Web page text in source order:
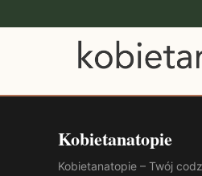
Kobietanatopie
Kobietanatopie – Twój